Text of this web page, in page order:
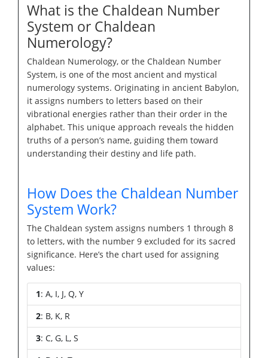
What is the Chaldean Number
System or Chaldean
Numerology?
Chaldean Numerology, or the Chaldean Number
System, is one of the most ancient and mystical
numerology systems. Originating in ancient Babylon,
it assigns numbers to letters based on their
vibrational energies rather than their order in the
alphabet. This unique approach reveals the hidden
truths of a person’s name, guiding them toward
understanding their destiny and life path.
How Does the Chaldean Number
System Work?
The Chaldean system assigns numbers 1 through 8
to letters, with the number 9 excluded for its sacred
significance. Here’s the chart used for assigning
values:
1: A, I, J, Q, Y
2: B, K, R
3: C, G, L, S